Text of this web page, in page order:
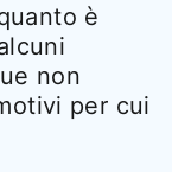
è
non
per cui